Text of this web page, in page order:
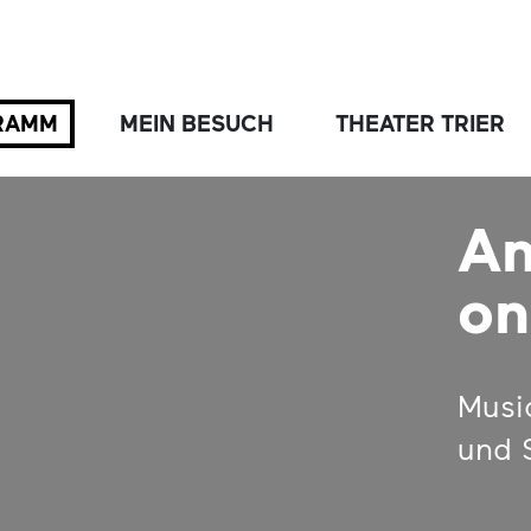
MEIN BESUCH THEATER TRIER
und